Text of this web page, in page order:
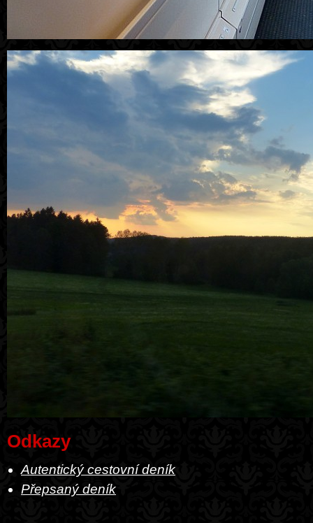
Odkazy
Autentický cestovní deník
Přepsaný deník